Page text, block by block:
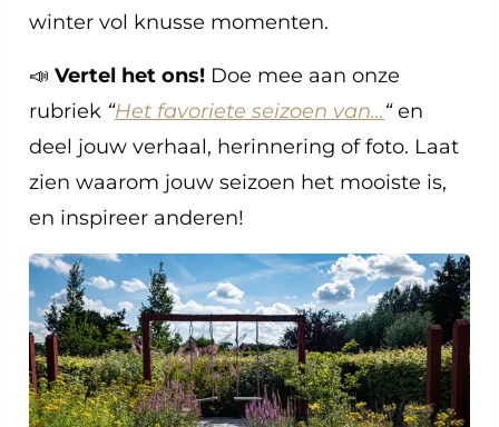
winter vol knusse momenten.
📣 Vertel het ons! Doe mee aan onze
rubriek “Het favoriete seizoen van…“en
deel jouw verhaal, herinnering of foto. Laat
zien waarom jouw seizoen het mooiste is,
en inspireer anderen!